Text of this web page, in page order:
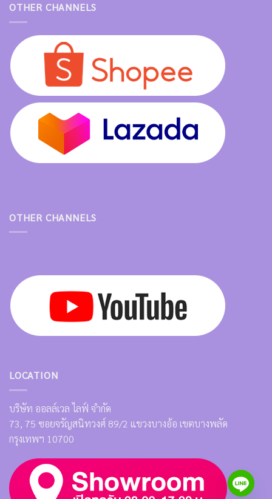
OTHER CHANNELS
OTHER CHANNELS
LOCATION
บริษัท ออลล์เวล ไลฟ์ จำกัด
73, 75 ซอยจรัญสนิทวงศ์ 89/2 แขวงบางอ้อ เขตบางพลัด
กรุงเทพฯ 10700